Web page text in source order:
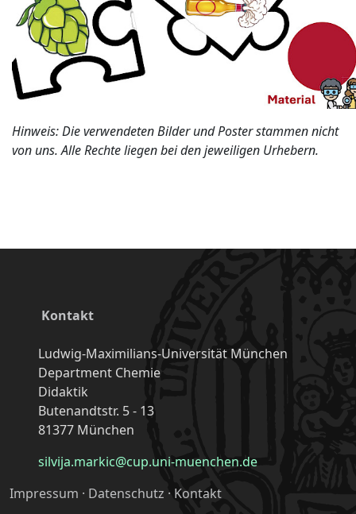
Hinweis: Die verwendeten Bilder und Poster stammen nicht
von uns. Alle Rechte liegen bei den jeweiligen Urhebern.
Kontakt
Ludwig-Maximilians-Universität München
Department Chemie
Didaktik
Butenandtstr. 5 - 13
81377 München
silvija.markic@cup.uni-muenchen.de
Impressum · Datenschutz · Kontakt